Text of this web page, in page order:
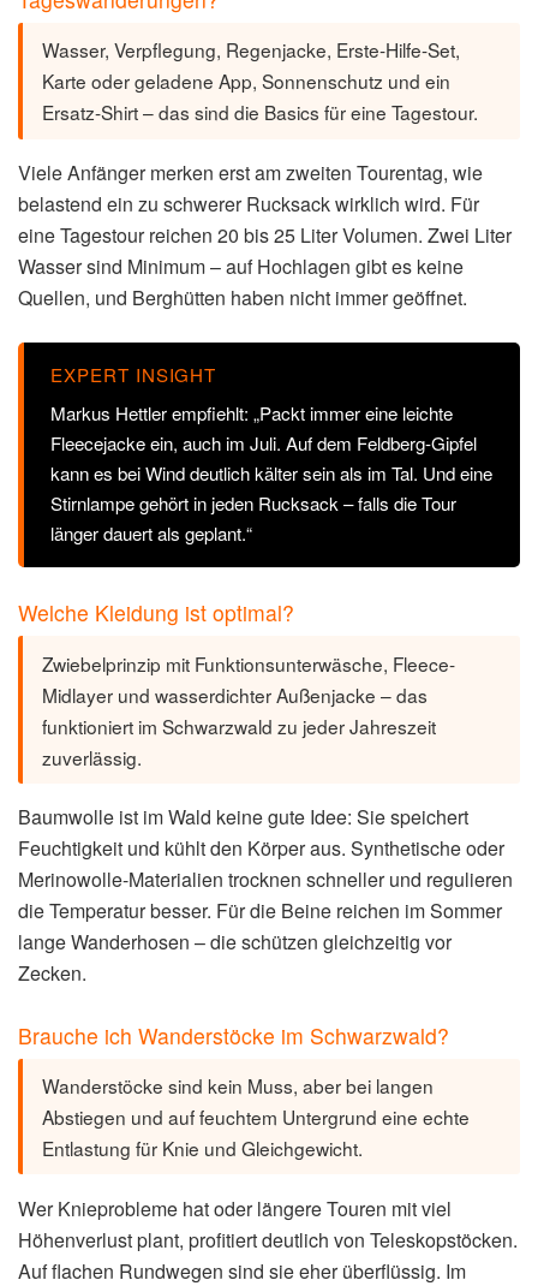
Wasser, Verpflegung, Regenjacke, Erste-Hilfe-Set,
Karte oder geladene App, Sonnenschutz und ein
Ersatz-Shirt – das sind die Basics für eine Tagestour.
Viele Anfänger merken erst am zweiten Tourentag, wie
belastend ein zu schwerer Rucksack wirklich wird. Für
eine Tagestour reichen 20 bis 25 Liter Volumen. Zwei Liter
Wasser sind Minimum – auf Hochlagen gibt es keine
Quellen, und Berghütten haben nicht immer geöffnet.
EXPERT INSIGHT
Markus Hettler empfiehlt: „Packt immer eine leichte
Fleecejacke ein, auch im Juli. Auf dem Feldberg-Gipfel
kann es bei Wind deutlich kälter sein als im Tal. Und eine
Stirnlampe gehört in jeden Rucksack – falls die Tour
länger dauert als geplant.“
Welche Kleidung ist optimal?
Zwiebelprinzip mit Funktionsunterwäsche, Fleece-
Midlayer und wasserdichter Außenjacke – das
funktioniert im Schwarzwald zu jeder Jahreszeit
zuverlässig.
Baumwolle ist im Wald keine gute Idee: Sie speichert
Feuchtigkeit und kühlt den Körper aus. Synthetische oder
Merinowolle-Materialien trocknen schneller und regulieren
die Temperatur besser. Für die Beine reichen im Sommer
lange Wanderhosen – die schützen gleichzeitig vor
Zecken.
Brauche ich Wanderstöcke im Schwarzwald?
Wanderstöcke sind kein Muss, aber bei langen
Abstiegen und auf feuchtem Untergrund eine echte
Entlastung für Knie und Gleichgewicht.
Wer Knieprobleme hat oder längere Touren mit viel
Höhenverlust plant, profitiert deutlich von Teleskopstöcken.
Auf flachen Rundwegen sind sie eher überflüssig. Im